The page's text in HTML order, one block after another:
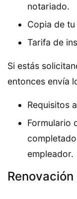
notariado.
Copia de
Tarifa de
Si estás
entonces envía
Requisitos
Formulario
empleador.